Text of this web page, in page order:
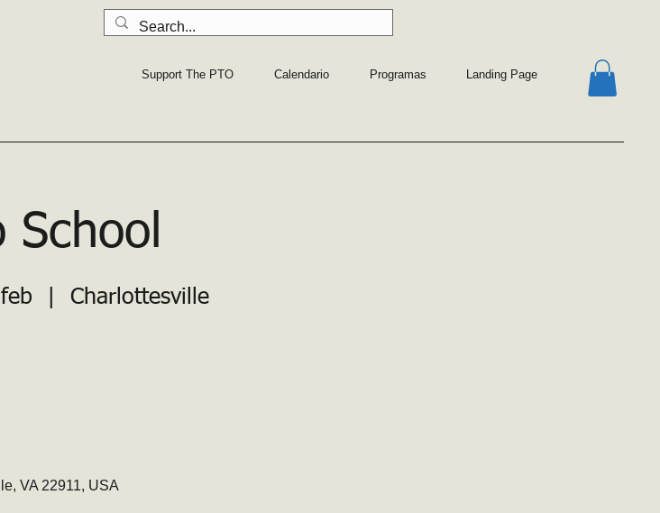
Support The PTO Calendario Programas Landing Page
LA SEGURIDAD PRIMERO: Lea todo sobre nuestros protocolos y planes de estudio
School
Charlottesville
VA 22911, USA